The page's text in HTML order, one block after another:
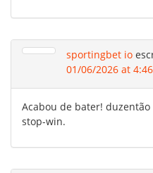
sportingbet io
01/06/2026 at 4:46
Acabou de bater!
stop-win.